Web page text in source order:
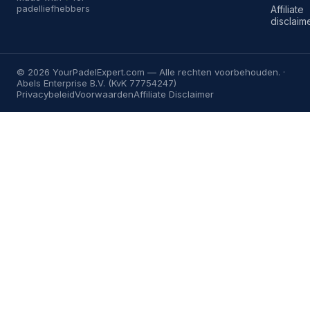
padelliefhebbers
Affiliate
© 2026 YourPadelExpert.com — Alle rechten voorbehouden. ·
Abels Enterprise B.V. (KvK 77754247)
PrivacybeleidVoorwaardenAffiliate Disclaimer